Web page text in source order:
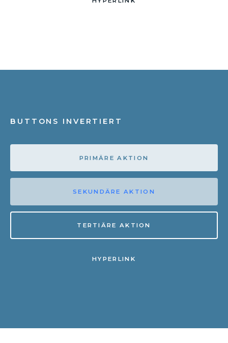
BUTTONS INVERTIERT
PRIMÄRE AKTION
SEKUNDÄRE AKTION
TERTIÄRE AKTION
HYPERLINK